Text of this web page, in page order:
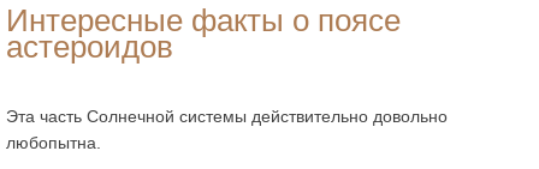
Интересные факты о поясе
астероидов
Эта часть Солнечной системы действительно довольно
любопытна.